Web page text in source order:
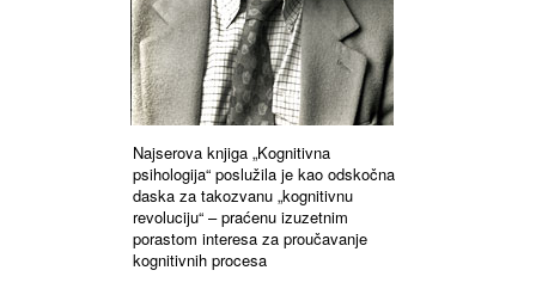
Najserova knjiga „Kognitivna
psihologija“ poslužila je kao odskočna
daska za takozvanu „kognitivnu
revoluciju“ – praćenu izuzetnim
porastom interesa za proučavanje
kognitivnih procesa